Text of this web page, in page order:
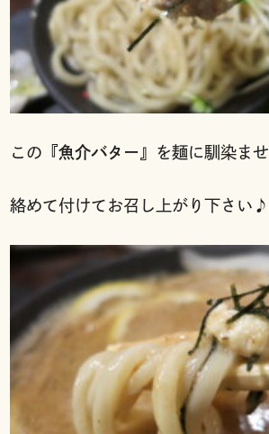
この『魚介バター 』を麺に馴染ませ
絡めて付けてお召し上がり下さい♪